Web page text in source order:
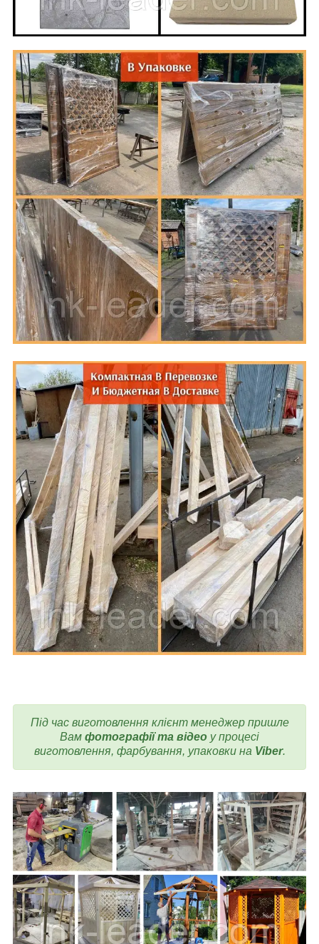
Під час виготовлення клієнт менеджер пришле
Вам фотографії та відео у процесі
виготовлення, фарбування, упаковки на Viber.